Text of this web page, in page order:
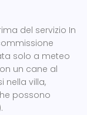
del servizio In
solo a meteo
un cane al
nella villa,
possono